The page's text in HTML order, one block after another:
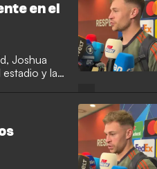
en el
Joshua
y la